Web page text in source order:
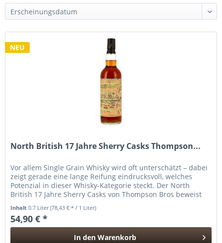
NEU
North British 17 Jahre Sherry Casks Thompson...
Vor allem Single Grain Whisky wird oft unterschätzt – dabei
zeigt gerade eine lange Reifung eindrucksvoll, welches
Potenzial in dieser Whisky-Kategorie steckt. Der North
British 17 Jahre Sherry Casks von Thompson Bros beweist
Inhalt0.7 Liter(78,43 € * / 1 Liter)
54,90 € *
In den Warenkorb